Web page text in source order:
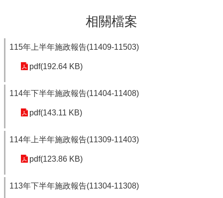
相關檔案
115年上半年施政報告(11409-11503)
pdf(192.64 KB)
114年下半年施政報告(11404-11408)
pdf(143.11 KB)
114年上半年施政報告(11309-11403)
pdf(123.86 KB)
113年下半年施政報告(11304-11308)